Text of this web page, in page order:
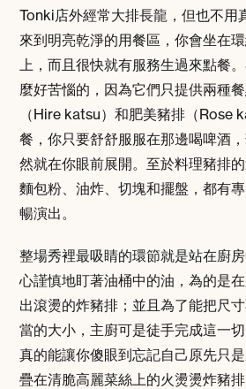
Tonki店外經常大排長龍，但也不用
來到明亮乾淨的用餐區，你會坐在
上，而且很快就有服務生過來點餐
麼好苦惱的，因為它們只提供兩種
（Hire katsu）和肥美豬排（Rose
餐，你只要舒舒服服在那邊喝啤酒
然就在你眼前展開。至於料理豬排
麵包粉、油炸、切塊和擺盤，都有
暢演出。
整場秀裡最吸睛的環節就是站在廚
心謹慎地盯著油桶中的油，為的是
出滾燙的炸豬排；並且為了能把尺
當的大小，主廚可是徒手完成這一
真的能讓你傻眼到忘記自己原先只
疊在清脆高麗菜絲上的火燙燙炸豬